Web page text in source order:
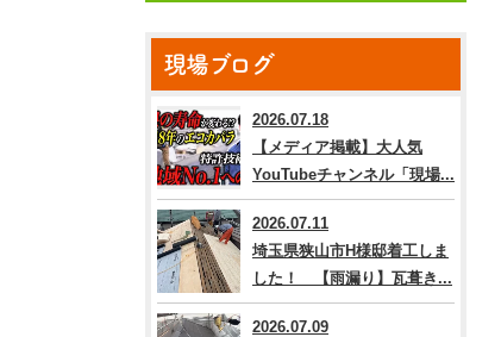
現場ブログ
2026.07.18
【メディア掲載】大人気
YouTubeチャンネル「現場...
2026.07.11
埼玉県狭山市H様邸着工しま
した！ 【雨漏り】瓦葺き...
2026.07.09